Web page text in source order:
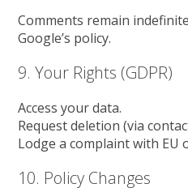
Comments remain
Google’s policy.
9. Your Rights (GDPR)
Access your data.
Request deletion (via
Lodge a complaint with
10. Policy Changes